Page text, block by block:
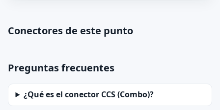
Conectores de este punto
Preguntas frecuentes
¿Qué es el conector CCS (Combo)?